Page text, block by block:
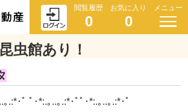
閲覧履歴
0
お気に入り
0
メニュー
虫館あり！
.:*･ﾟ ﾟ･*:.｡..｡.:*･ﾟﾟ･*:.｡..｡.:*･ﾟ